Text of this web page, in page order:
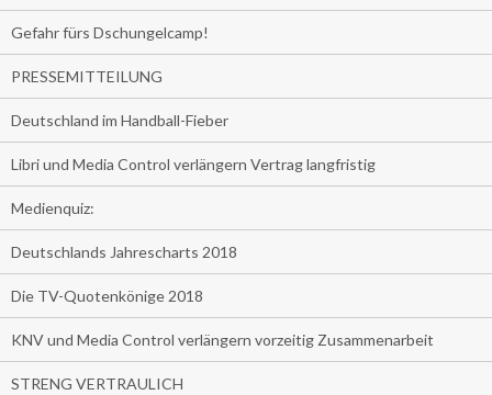
Gefahr fürs Dschungelcamp!
PRESSEMITTEILUNG
Deutschland im Handball-Fieber
Libri und Media Control verlängern Vertrag langfristig
Medienquiz:
Deutschlands Jahrescharts 2018
Die TV-Quotenkönige 2018
KNV und Media Control verlängern vorzeitig Zusammenarbeit
STRENG VERTRAULICH